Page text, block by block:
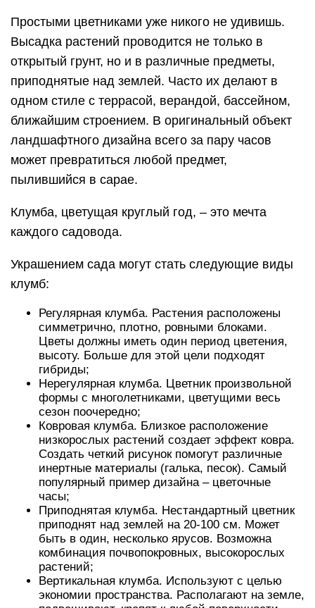
Простыми цветниками уже никого не удивишь.
Высадка растений проводится не только в
открытый грунт, но и в различные предметы,
приподнятые над землей. Часто их делают в
одном стиле с террасой, верандой, бассейном,
ближайшим строением. В оригинальный объект
ландшафтного дизайна всего за пару часов
может превратиться любой предмет,
пылившийся в сарае.
Клумба, цветущая круглый год, – это мечта
каждого садовода.
Украшением сада могут стать следующие виды
клумб:
Регулярная клумба. Растения расположены
симметрично, плотно, ровными блоками.
Цветы должны иметь один период цветения,
высоту. Больше для этой цели подходят
гибриды;
Нерегулярная клумба. Цветник произвольной
формы с многолетниками, цветущими весь
сезон поочередно;
Ковровая клумба. Близкое расположение
низкорослых растений создает эффект ковра.
Создать четкий рисунок помогут различные
инертные материалы (галька, песок). Самый
популярный пример дизайна – цветочные
часы;
Приподнятая клумба. Нестандартный цветник
приподнят над землей на 20-100 см. Может
быть в один, несколько ярусов. Возможна
комбинация почвопокровных, высокорослых
растений;
Вертикальная клумба. Используют с целью
экономии пространства. Располагают на земле,